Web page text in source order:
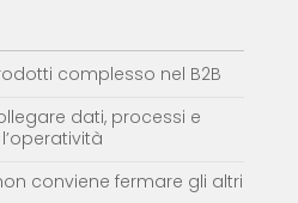
complesso nel B2B
dati, processi e
conviene fermare gli altri